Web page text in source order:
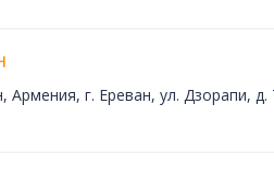
Армения, г. Ереван, ул. Дзорапи, д.